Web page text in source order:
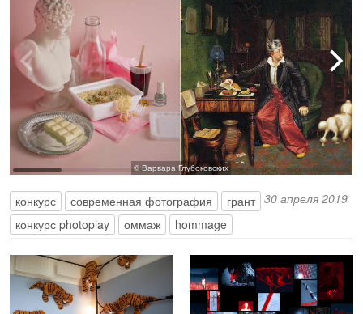
© Варвара Глубоковских
конкурс современная фотография
грант
конкурс photoplay
оммаж hommage
30 апреля 2019